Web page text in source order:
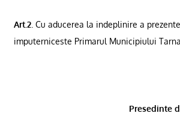
Art.2. Cu aducerea la indeplinire a
imputerniceste Primarul Municipiului
Presedinte